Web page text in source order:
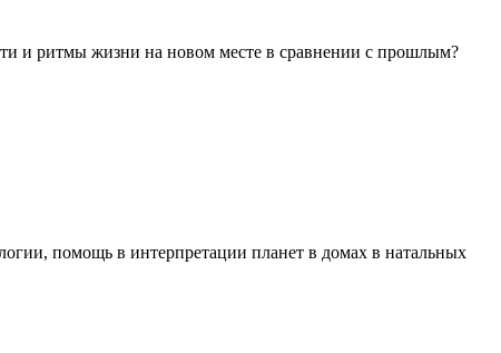
и ритмы жизни на новом месте в сравнении с прошлым?
помощь в интерпретации планет в домах в натальных